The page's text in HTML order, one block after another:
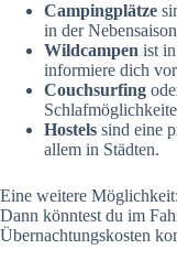
Campingplätze
in der
Wildcampen ist
informiere dich
Couchsurfing
Hostels sind eine
allem in Städten.
Eine weitere
Dann könntest du im
Übernachtungskosten